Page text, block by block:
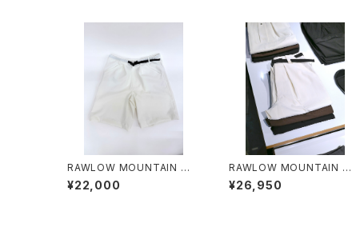
RAWLOW MOUNTAIN WO
RKS / HIKER GURKHA PA
NTS
¥22,000
RAWLOW MOUNTAIN WO
RKS / HIKER BAKER PANT
S
¥26,950